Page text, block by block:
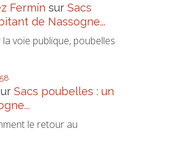
Fermín surSacs
de Nassogne...
voie publique, poubelles
Sacs poubelles : un
le retour au